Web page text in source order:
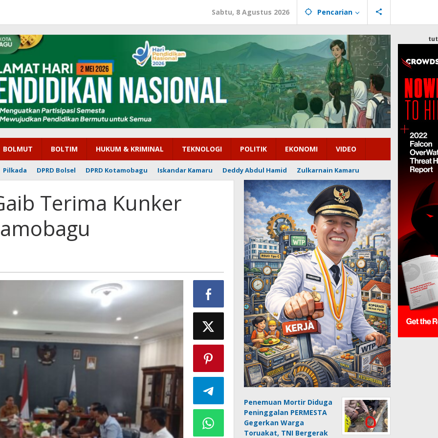
Sabtu, 8 Agustus 2026 Pencarian
BOLMUT BOLTIM HUKUM & KRIMINAL TEKNOLOGI POLITIK EKONOMI VIDEO
Pilkada DPRD Bolsel DPRD Kotamobagu Iskandar Kamaru Deddy Abdul Hamid Zulkarnain Kamaru
Terima Kunker
Penemuan Mortir Diduga
Peninggalan PERMESTA
Gegerkan Warga
Toruakat, TNI Bergerak